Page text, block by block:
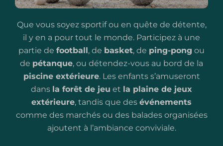
Que vous soyez sportif ou en quête de détente,
il y en a pour tout le monde. Participez à une
partie de football , de basket, de ping-pong ou
de pétanque, ou détendez-vous au bord de la
piscine extérieure. Les enfants s’amuseront
dans la forêt de jeu et la plaine de jeux
extérieure, tandis que des événements
comme des marchés ou des balades organisées
ajoutent à l’ambiance conviviale.